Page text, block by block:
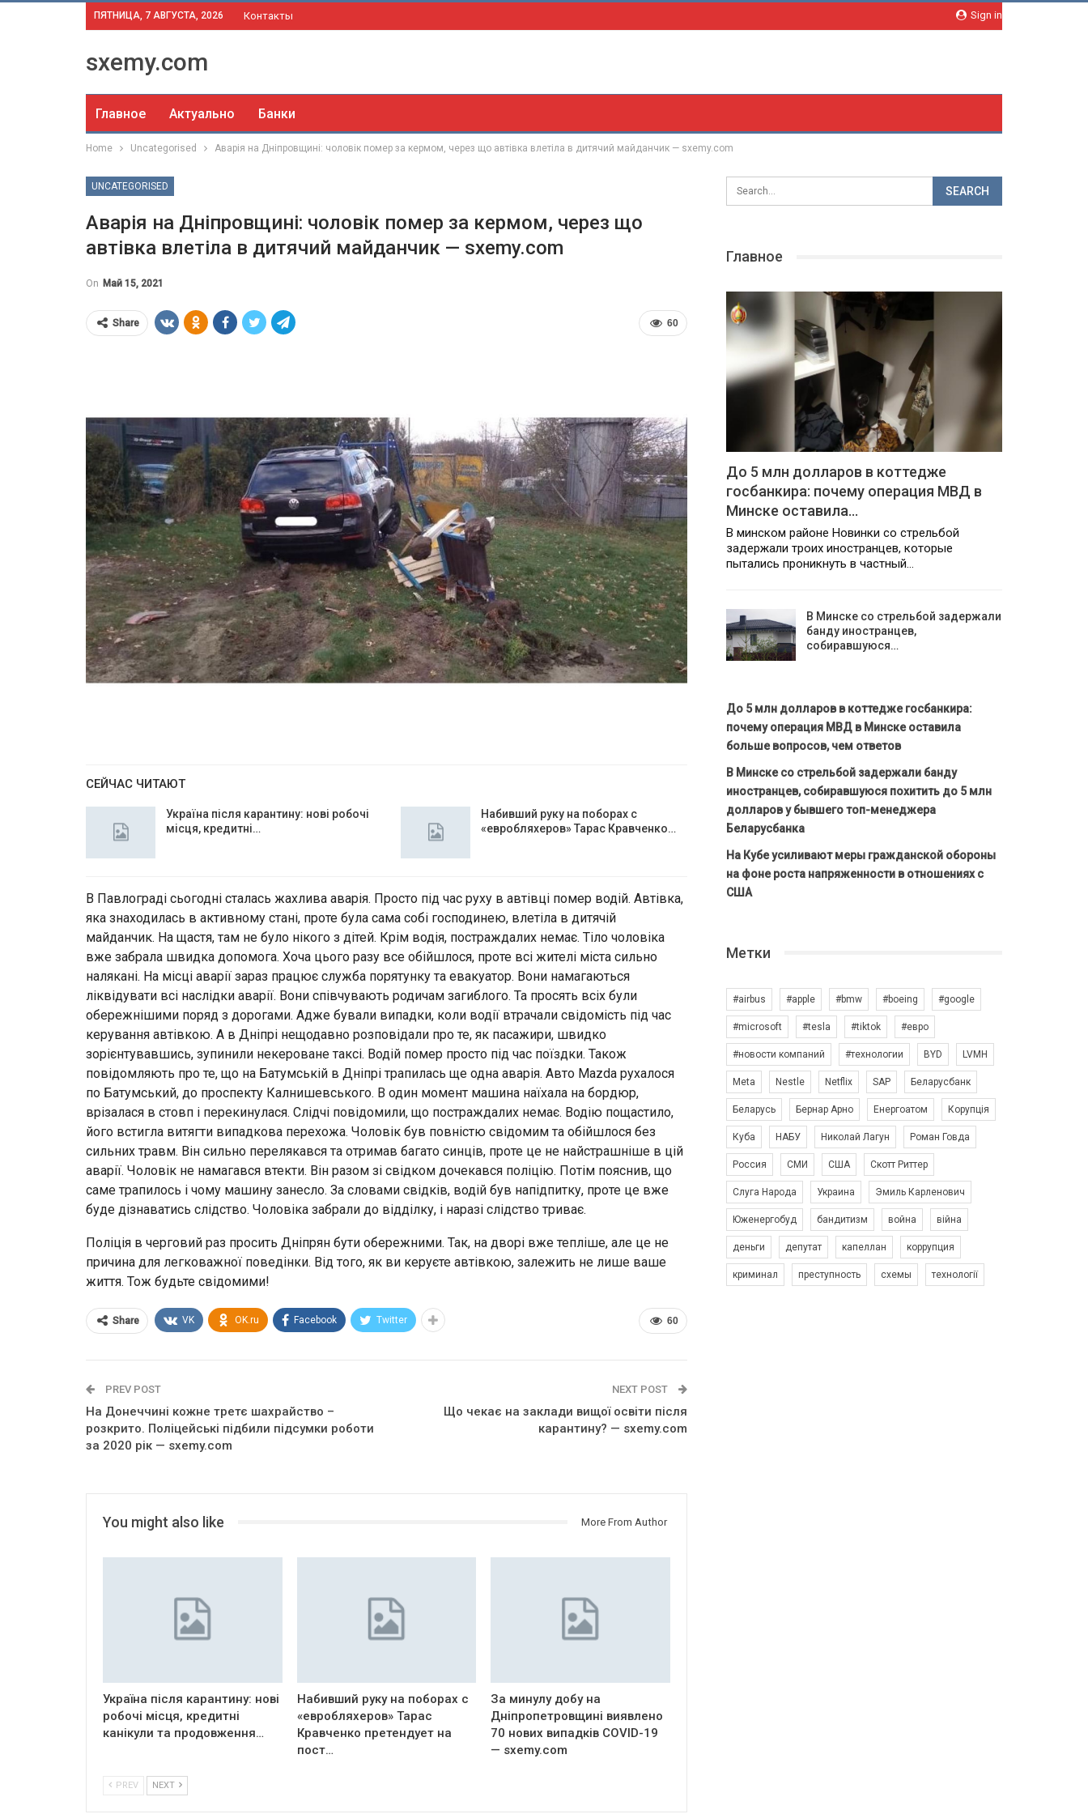
Sign in
ПЯТНИЦА, 7 АВГУСТА, 2026 Контакты
sxemy.com
Главное Актуально Банки
Home Uncategorised Аварія на Дніпровщині: чоловік помер за кермом, через що автівка влетіла в дитячий майданчик — sxemy.com
UNCATEGORISED
Аварія на Дніпровщині: чоловік помер за кермом, через що
автівка влетіла в дитячий майданчик — sxemy.com
On Май 15, 2021
60
Share
СЕЙЧАС ЧИТАЮТ
Україна після карантину: нові робочі
місця, кредитні…
Набивший руку на поборах с
«евробляхеров» Тарас Кравченко…
В Павлограді сьогодні сталась жахлива аварія. Просто під час руху в автівці помер водій. Автівка,
яка знаходилась в активному стані, проте була сама собі господинею, влетіла в дитячій
майданчик. На щастя, там не було нікого з дітей. Крім водія, постраждалих немає. Тіло чоловіка
вже забрала швидка допомога. Хоча цього разу все обійшлося, проте всі жителі міста сильно
налякані. На місці аварії зараз працює служба порятунку та евакуатор. Вони намагаються
ліквідувати всі наслідки аварії. Вони співчувають родичам загиблого. Та просять всіх були
обережнішими поряд з дорогами. Адже бували випадки, коли водії втрачали свідомість під час
керування автівкою. А в Дніпрі нещодавно розповідали про те, як пасажири, швидко
зорієнтувавшись, зупинили некероване таксі. Водій помер просто під час поїздки. Також
повідомляють про те, що на Батумській в Дніпрі трапилась ще одна аварія. Авто Mazda рухалося
по Батумський, до проспекту Калнишевського. В один момент машина наїхала на бордюр,
врізалася в стовп і перекинулася. Слідчі повідомили, що постраждалих немає. Водію пощастило,
його встигла витягти випадкова перехожа. Чоловік був повністю свідомим та обійшлося без
сильних травм. Він сильно перелякався та отримав багато синців, проте це не найстрашніше в цій
аварії. Чоловік не намагався втекти. Він разом зі свідком дочекався поліцію. Потім пояснив, що
саме трапилось і чому машину занесло. За словами свідків, водій був напідпитку, проте це вже
буде дізнаватись слідство. Чоловіка забрали до відділку, і наразі слідство триває.
Поліція в черговий раз просить Дніпрян бути обережними. Так, на дворі вже тепліше, але це не
причина для легковажної поведінки. Від того, як ви керуєте автівкою, залежить не лише ваше
життя. Тож будьте свідомими!
60
Share VK OK.ru Facebook Twitter
PREV POST
На Донеччині кожне третє шахрайство –
розкрито. Поліцейські підбили підсумки роботи
за 2020 рік — sxemy.com
NEXT POST
Що чекає на заклади вищої освіти після
карантину? — sxemy.com
You might also like More From Author
Україна після карантину: нові
робочі місця, кредитні
канікули та продовження…
Набивший руку на поборах с
«евробляхеров» Тарас
Кравченко претендует на
пост…
За минулу добу на
Дніпропетровщині виявлено
70 нових випадків COVID-19
— sxemy.com
PREV NEXT
Главное
До 5 млн долларов в коттедже
госбанкира: почему операция МВД в
Минске оставила…
В минском районе Новинки со стрельбой
задержали троих иностранцев, которые
пытались проникнуть в частный…
В Минске со стрельбой задержали
банду иностранцев,
собиравшуюся…
До 5 млн долларов в коттедже госбанкира:
почему операция МВД в Минске оставила
больше вопросов, чем ответов
В Минске со стрельбой задержали банду
иностранцев, собиравшуюся похитить до 5 млн
долларов у бывшего топ-менеджера
Беларусбанка
На Кубе усиливают меры гражданской обороны
на фоне роста напряженности в отношениях с
США
Метки
#airbus #apple #bmw #boeing #google
#microsoft #tesla #tiktok #евро
#новости компаний #технологии BYD LVMH
Meta Nestle Netflix SAP Беларусбанк
Беларусь Бернар Арно Енергоатом Корупція
Куба НАБУ Николай Лагун Роман Говда
Россия СМИ США Скотт Риттер
Слуга Народа Украина Эмиль Карленович
Юженергобуд бандитизм война війна
деньги депутат капеллан коррупция
криминал преступность схемы технології